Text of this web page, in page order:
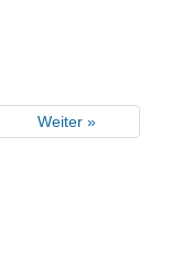
Weiter »